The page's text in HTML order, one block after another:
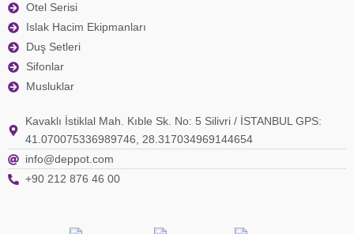
Otel Serisi
Islak Hacim Ekipmanları
Duş Setleri
Sifonlar
Musluklar
Kavaklı İstiklal Mah. Kıble Sk. No: 5 Silivri / İSTANBUL GPS:
41.070075336989746, 28.317034969144654
info@deppot.com
+90 212 876 46 00